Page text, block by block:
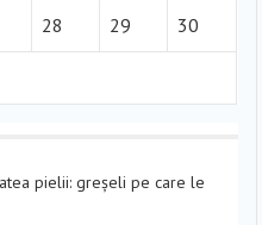
28 29 30
pielii: greșeli pe care le